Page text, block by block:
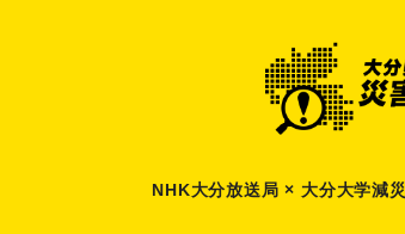
NHK大分放送局 × 大分大学減災